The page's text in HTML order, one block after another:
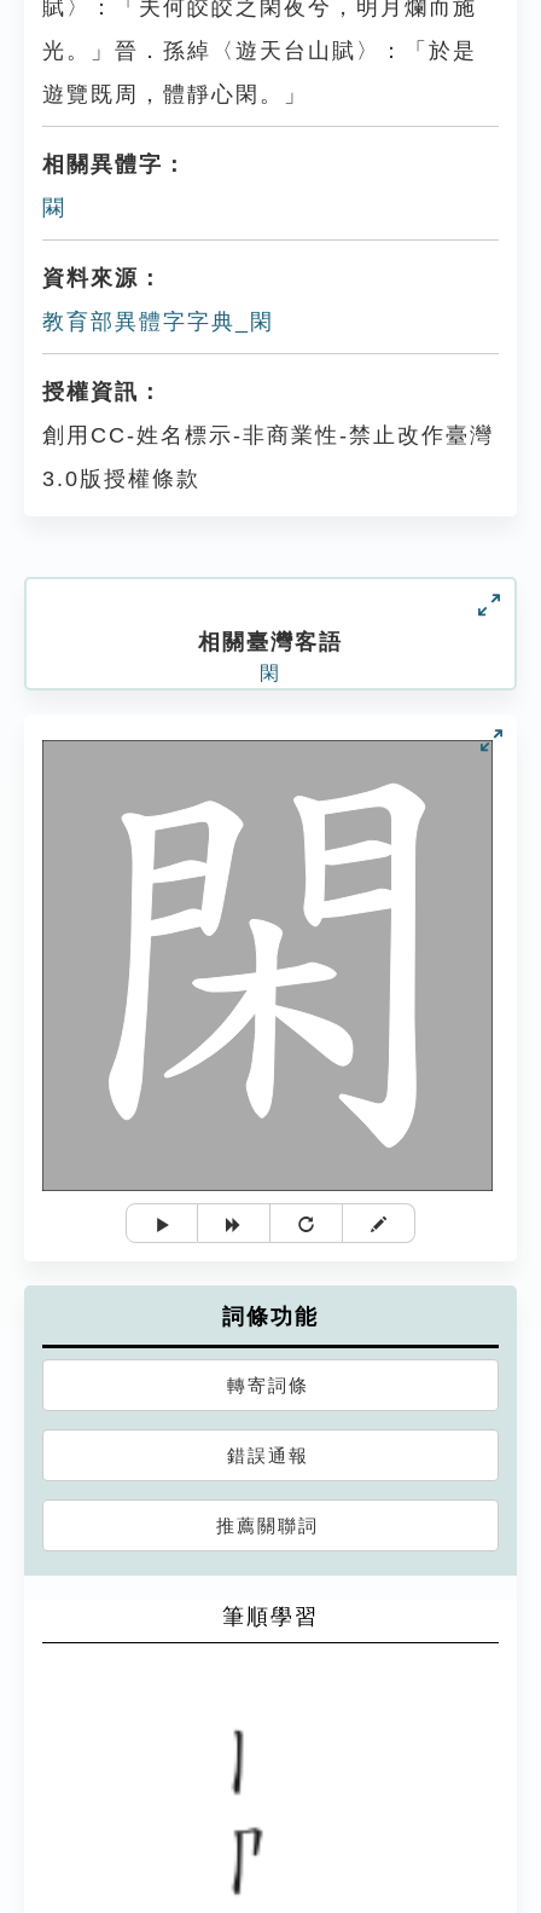
賦〉：「夫何皎皎之閑夜兮，明月爛而施
光。」晉．孫綽〈遊天台山賦〉：「於是
遊覽既周，體靜心閑。」
相關異體字：
䦥
資料來源：
教育部異體字字典_閑
授權資訊：
創用CC-姓名標示-非商業性-禁止改作臺灣
3.0版授權條款
相關臺灣客語
閑
詞條功能
轉寄詞條
錯誤通報
推薦關聯詞
筆順學習